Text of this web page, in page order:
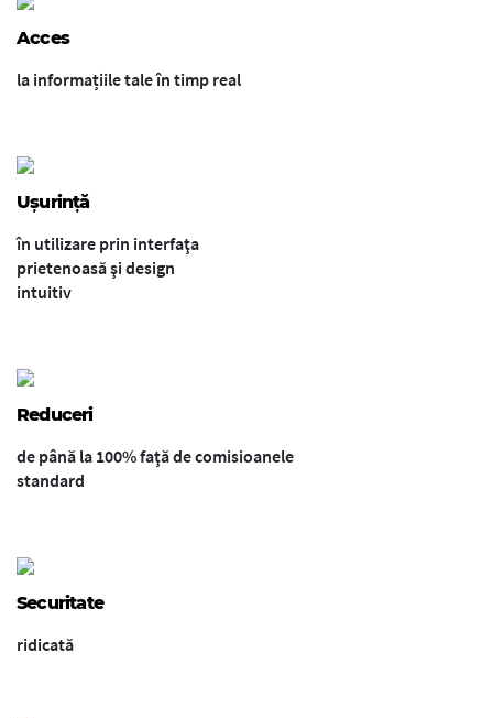
Acces
la informațiile tale în timp real
Ușurință
în utilizare prin interfaţa
prietenoasă şi design
intuitiv
Reduceri
de până la 100% faţă de comisioanele
standard
Securitate
ridicată